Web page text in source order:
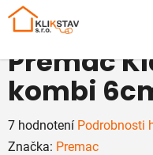
Prejsť
Premac
kombi
Priemerné
hodnotenie
7 hodnotení Podrobnosti
Značka: Premac